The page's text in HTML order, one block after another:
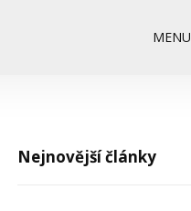
MENU
Nejnovější články